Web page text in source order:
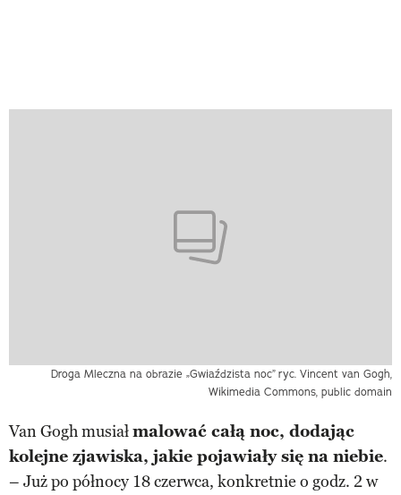
Droga Mleczna na obrazie „Gwiaździsta noc” ryc. Vincent van Gogh,
Wikimedia Commons, public domain
Van Gogh musiałmalować całą noc, dodając
kolejne zjawiska, jakie pojawiały się na niebie.
– Już po północy 18 czerwca, konkretnie o godz. 2 w